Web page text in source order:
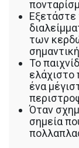
Εξετάστε
των
Το
ελάχιστο
ένα
Όταν
σημεία